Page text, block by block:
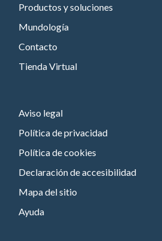
Productos y soluciones
Mundología
Contacto
Tienda Virtual
Aviso legal
Política de privacidad
Política de cookies
Declaración de accesibilidad
Mapa del sitio
Ayuda